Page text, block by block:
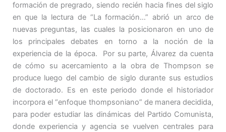
formación de pregrado, siendo recién hacia fines del siglo
en que la lectura de “La formación…” abrió un arco de
nuevas preguntas, las cuales la posicionaron en uno de
los principales debates en torno a la noción de la
experiencia de la época. Por su parte, Álvarez da cuenta
de cómo su acercamiento a la obra de Thompson se
produce luego del cambio de siglo durante sus estudios
de doctorado. Es en este periodo donde el historiador
incorpora el “enfoque thompsoniano” de manera decidida,
para poder estudiar las dinámicas del Partido Comunista,
donde experiencia y agencia se vuelven centrales para